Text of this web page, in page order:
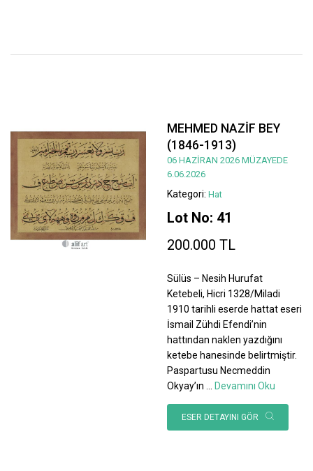
MEHMED NAZİF BEY
(1846-1913)
06 HAZİRAN 2026 MÜZAYEDE
6.06.2026
Kategori: Hat
Lot No: 41
200.000 TL
Sülüs – Nesih Hurufat
Ketebeli, Hicri 1328/Miladi
1910 tarihli eserde hattat eseri
İsmail Zühdi Efendi’nin
hattından naklen yazdığını
ketebe hanesinde belirtmiştir.
Paspartusu Necmeddin
Okyay’ın
Devamını Oku
ESER DETAYINI GÖR